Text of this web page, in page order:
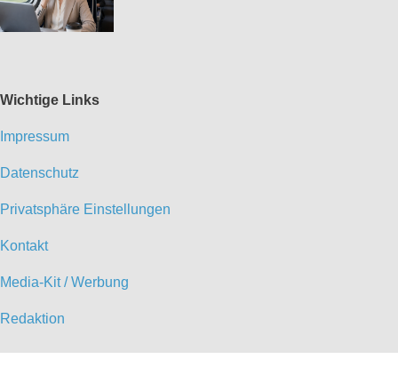
Wichtige Links
Impressum
Datenschutz
Privatsphäre Einstellungen
Kontakt
Media-Kit / Werbung
Redaktion